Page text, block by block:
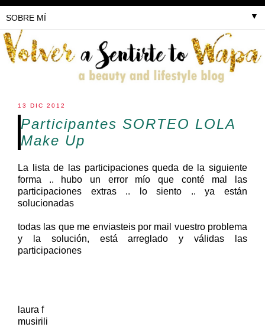
▼
13 DIC 2012
Participantes SORTEO LOLA
Make Up
La lista de las participaciones queda de la siguiente
forma .. hubo un error mío que conté mal las
participaciones extras .. lo siento .. ya están
solucionadas
todas las que me enviasteis por mail vuestro problema
y la solución, está arreglado y válidas las
participaciones
laura f
musirili